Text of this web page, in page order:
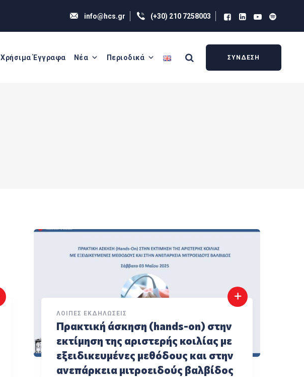
info@hcs.gr (+30) 210 7258003
Χρήσιμα Έγγραφα Νέα Περιοδικά ΣΥΝΔΕΣΗ
ΛΟΙΠΈΣ ΕΚΔΗΛΏΣΕΙΣ
Πρακτική άσκηση (hands-on) στην
εκτίμηση της αριστερής κοιλίας με
εξειδικευμένες μεθόδους και στην
ανεπάρκεια μιτροειδούς βαλβίδος